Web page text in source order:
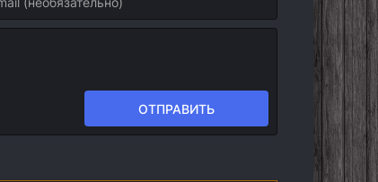
ОТПРАВИТЬ